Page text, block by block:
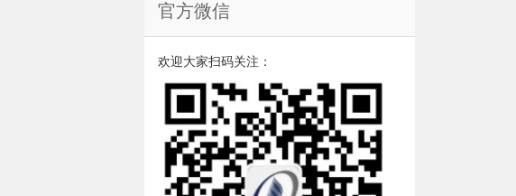
官方微信
欢迎大家扫码关注：